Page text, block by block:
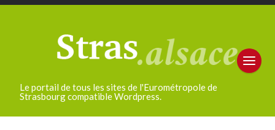
Le portail de tous les sites de l'Eurométropole de
Strasbourg compatible Wordpress.